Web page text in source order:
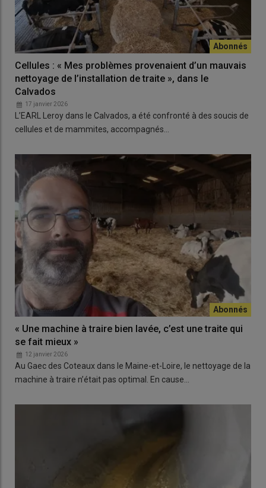
Cellules : « Mes problèmes provenaient d’un mauvais
nettoyage de l’installation de traite », dans le
Calvados
17 janvier 2026
L’EARL Leroy dans le Calvados, a été confronté à des soucis de
cellules et de mammites, accompagnés…
« Une machine à traire bien lavée, c’est une traite qui
se fait mieux »
12 janvier 2026
Au Gaec des Coteaux dans le Maine-et-Loire, le nettoyage de la
machine à traire n’était pas optimal. En cause…